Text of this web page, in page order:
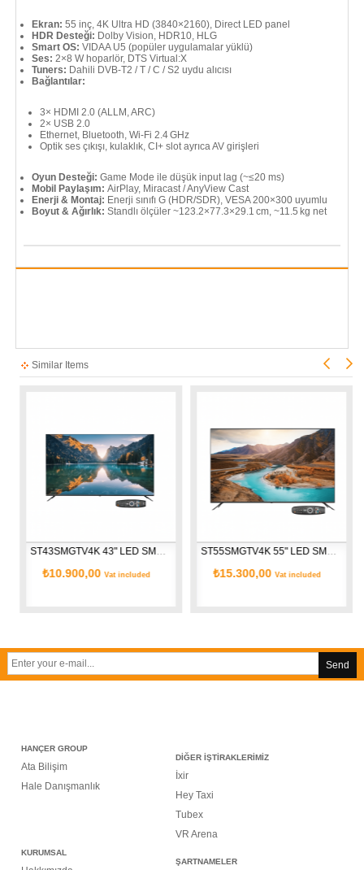
Ekran: 55 inç, 4K Ultra HD (3840×2160), Direct LED panel
HDR Desteği: Dolby Vision, HDR10, HLG
Smart OS: VIDAA U5 (popüler uygulamalar yüklü)
Ses: 2×8 W hoparlör, DTS Virtual:X
Tuners: Dahili DVB‑T2 / T / C / S2 uydu alıcısı
Bağlantılar:
3× HDMI 2.0 (ALLM, ARC)
2× USB 2.0
Ethernet, Bluetooth, Wi‑Fi 2.4 GHz
Optik ses çıkışı, kulaklık, CI+ slot ayrıca AV girişleri
Oyun Desteği: Game Mode ile düşük input lag (~≤20 ms)
Mobil Paylaşım: AirPlay, Miracast / AnyView Cast
Enerji & Montaj: Enerji sınıfı G (HDR/SDR), VESA 200×300 uyumlu
Boyut & Ağırlık: Standlı ölçüler ~123.2×77.3×29.1 cm, ~11.5 kg net
Similar Items
ST43SMGTV4K 43" LED SMART GOOGLE UHD TV 4K
₺10.900,00Vat included
ST55SMGTV4K 55" LED SMART GOOGLE UHD TV 4K
₺15.300,00Vat included
Send
HANÇER GROUP
Ata Bilişim
Hale Danışmanlık
DİĞER İŞTİRAKLERİMİZ
İxir
Hey Taxi
Tubex
VR Arena
KURUMSAL
ŞARTNAMELER